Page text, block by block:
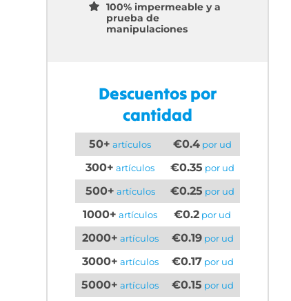
100% impermeable y a
prueba de
manipulaciones
Descuentos por
cantidad
50+ artículos €0.4 por ud
300+ artículos €0.35 por ud
500+ artículos €0.25 por ud
1000+ artículos €0.2 por ud
2000+ artículos €0.19por ud
3000+ artículos €0.17por ud
5000+ artículos €0.15 por ud